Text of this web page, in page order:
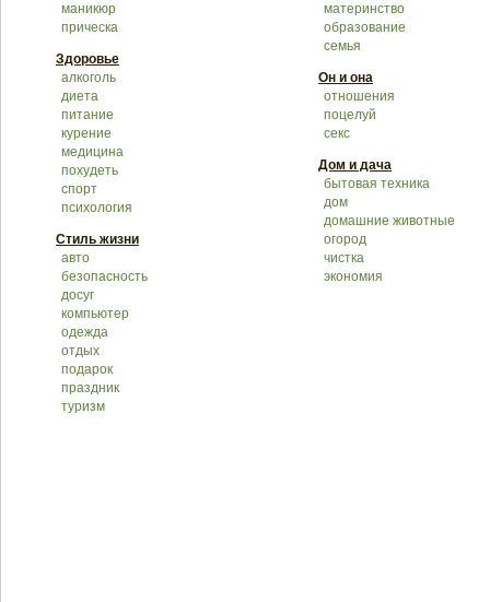
маникюр
прическа
Здоровье
алкоголь
диета
питание
курение
медицина
похудеть
спорт
психология
Стиль жизни
авто
безопасность
досуг
компьютер
одежда
отдых
подарок
праздник
туризм
материнство
образование
семья
Он и она
отношения
поцелуй
секс
Дом и дача
бытовая техника
дом
домашние животные
огород
чистка
экономия